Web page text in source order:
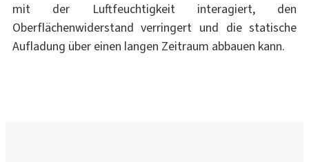
mit der Luftfeuchtigkeit interagiert, den
Oberflächenwiderstand verringert und die statische
Aufladung über einen langen Zeitraum abbauen kann.